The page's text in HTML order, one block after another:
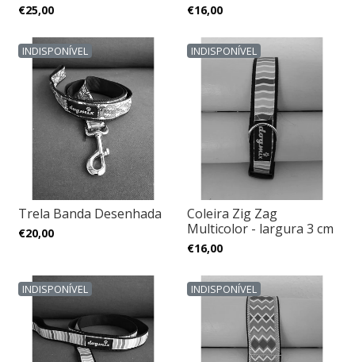
€25,00 €16,00
INDISPONÍVEL
Trela Banda Desenhada
€20,00
INDISPONÍVEL
Coleira Zig Zag
Multicolor - largura 3 cm
€16,00
INDISPONÍVEL INDISPONÍVEL